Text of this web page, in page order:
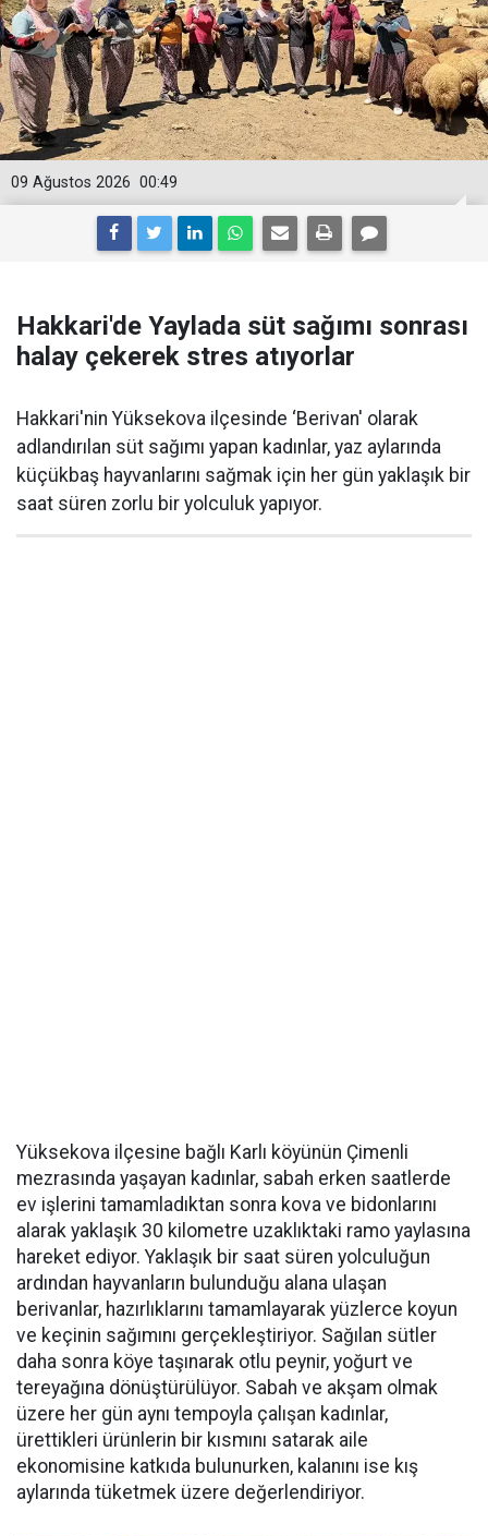
00:49
09 Ağustos 2026
Hakkari'de Yaylada süt sağımı sonrası
halay çekerek stres atıyorlar
Hakkari'nin Yüksekova ilçesinde ‘Berivan' olarak
adlandırılan süt sağımı yapan kadınlar, yaz aylarında
küçükbaş hayvanlarını sağmak için her gün yaklaşık bir
saat süren zorlu bir yolculuk yapıyor.
Yüksekova ilçesine bağlı Karlı köyünün Çimenli
mezrasında yaşayan kadınlar, sabah erken saatlerde
ev işlerini tamamladıktan sonra kova ve bidonlarını
alarak yaklaşık 30 kilometre uzaklıktaki ramo yaylasına
hareket ediyor. Yaklaşık bir saat süren yolculuğun
ardından hayvanların bulunduğu alana ulaşan
berivanlar, hazırlıklarını tamamlayarak yüzlerce koyun
ve keçinin sağımını gerçekleştiriyor. Sağılan sütler
daha sonra köye taşınarak otlu peynir, yoğurt ve
tereyağına dönüştürülüyor. Sabah ve akşam olmak
üzere her gün aynı tempoyla çalışan kadınlar,
ürettikleri ürünlerin bir kısmını satarak aile
ekonomisine katkıda bulunurken, kalanını ise kış
aylarında tüketmek üzere değerlendiriyor.